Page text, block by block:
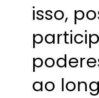
isso,
ao